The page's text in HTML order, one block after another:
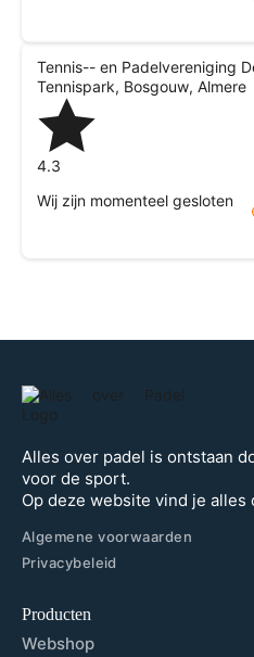
Tennis-- en Padelvereniging
Tennispark, Bosgouw, Almere
4.3
Wij zijn momenteel gesloten
Alles over padel is ontstaan
voor de sport.
Op deze website vind je alles
Algemene voorwaarden
Privacybeleid
Producten
Webshop